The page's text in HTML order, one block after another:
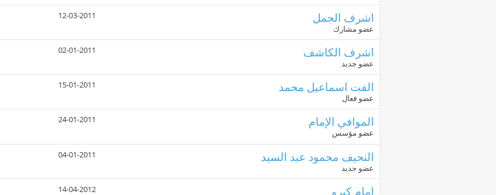
اشرف الجمل
عضو مشارك
12-03-2011
اشرف الكاشف
عضو جديد
02-01-2011
الفت اسماعيل محمد
عضو فعال
15-01-2011
الموافي الإمام
عضو مؤسس
24-01-2011
النحيف محمود عبد السيد
عضو جديد
04-01-2011
امام كبرو 14-04-2012